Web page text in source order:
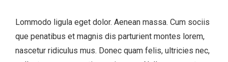
Lommodo ligula eget dolor. Aenean massa. Cum sociis
que penatibus et magnis dis parturient montes lorem,
nascetur ridiculus mus. Donec quam felis, ultricies nec,